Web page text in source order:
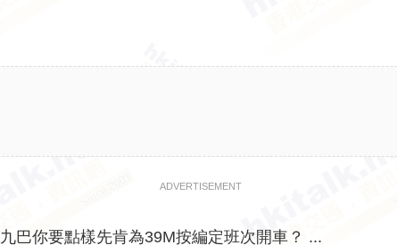
ADVERTISEMENT
九巴你要點樣先肯為39M按編定班次開車？ ...